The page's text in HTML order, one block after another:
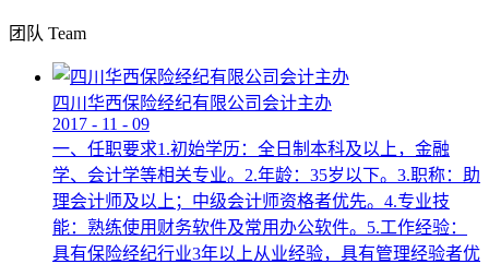
团队 Team
四川华西保险经纪有限公司会计主办
2017 - 11 - 09
一、任职要求1.初始学历：全日制本科及以上，金融
学、会计学等相关专业。2.年龄：35岁以下。3.职称：助
理会计师及以上；中级会计师资格者优先。4.专业技
能：熟练使用财务软件及常用办公软件。5.工作经验：
具有保险经纪行业3年以上从业经验，具有管理经验者优